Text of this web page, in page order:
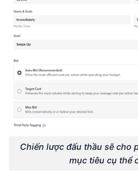
Chiến lược đấu thầu sẽ cho
mục tiêu cụ thể